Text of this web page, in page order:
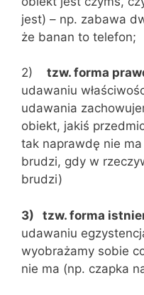
jest) – np. zabawa
że banan to telefon;
2) tzw. forma
udawaniu
udawania
obiekt, jakiś
tak naprawdę nie
brudzi, gdy w
brudzi)
3) tzw. forma
udawaniu
wyobrażamy sobie
nie ma (np. czapka